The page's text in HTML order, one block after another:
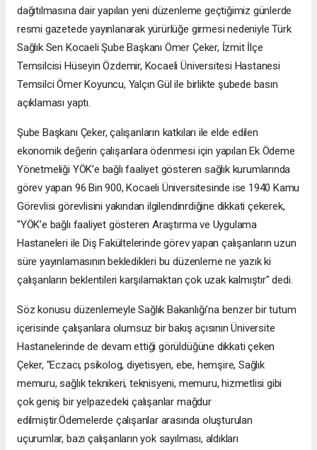
dağıtılmasına dair yapılan yeni düzenleme geçtiğimiz günlerde
resmi gazetede yayınlanarak yürürlüğe girmesi nedeniyle Türk
Sağlık Sen Kocaeli Şube Başkanı Ömer Çeker, İzmit İlçe
Temsilcisi Hüseyin Özdemir, Kocaeli Üniversitesi Hastanesi
Temsilci Ömer Koyuncu, Yalçın Gül ile birlikte şubede basın
açıklaması yaptı.
Şube Başkanı Çeker, çalışanların katkıları ile elde edilen
ekonomik değerin çalışanlara ödenmesi için yapılan Ek Ödeme
Yönetmeliği YÖK’e bağlı faaliyet gösteren sağlık kurumlarında
görev yapan 96 Bin 900, Kocaeli Üniversitesinde ise 1940 Kamu
Görevlisi görevlisini yakından ilgilendinrdiğine dikkati çekerek,
"YÖK’e bağlı faaliyet gösteren Araştırma ve Uygulama
Hastaneleri ile Diş Fakültelerinde görev yapan çalışanların uzun
süre yayınlamasının bekledikleri bu düzenleme ne yazık ki
çalışanların beklentileri karşılamaktan çok uzak kalmıştır" dedi.
Söz konusu düzenlemeyle Sağlık Bakanlığı’na benzer bir tutum
içerisinde çalışanlara olumsuz bir bakış açısının Üniversite
Hastanelerinde de devam ettiği görüldüğüne dikkati çeken
Çeker, "Eczacı, psikolog, diyetisyen, ebe, hemşire, Sağlık
memuru, sağlık teknikeri, teknisyeni, memuru, hizmetlisi gibi
çok geniş bir yelpazedeki çalışanlar mağdur
edilmiştir.Ödemelerde çalışanlar arasında oluşturulan
uçurumlar, bazı çalışanların yok sayılması, aldıkları